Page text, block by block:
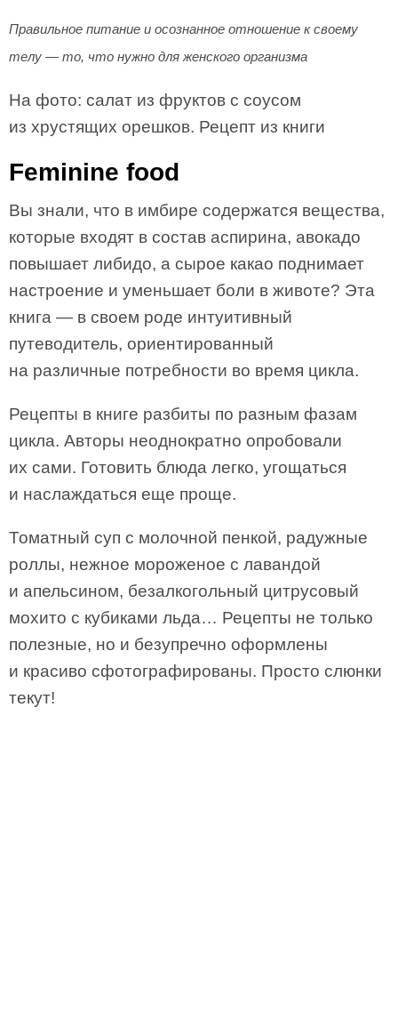
Правильное питание и осознанное отношение к своему
телу — то, что нужно для женского организма
На фото: салат из фруктов с соусом
из хрустящих орешков. Рецепт из книги
Feminine food
Вы знали, что в имбире содержатся вещества,
которые входят в состав аспирина, авокадо
повышает либидо, а сырое какао поднимает
настроение и уменьшает боли в животе? Эта
книга — в своем роде интуитивный
путеводитель, ориентированный
на различные потребности во время цикла.
Рецепты в книге разбиты по разным фазам
цикла. Авторы неоднократно опробовали
их сами. Готовить блюда легко, угощаться
и наслаждаться еще проще.
Томатный суп с молочной пенкой, радужные
роллы, нежное мороженое с лавандой
и апельсином, безалкогольный цитрусовый
мохито с кубиками льда… Рецепты не только
полезные, но и безупречно оформлены
и красиво сфотографированы. Просто слюнки
текут!